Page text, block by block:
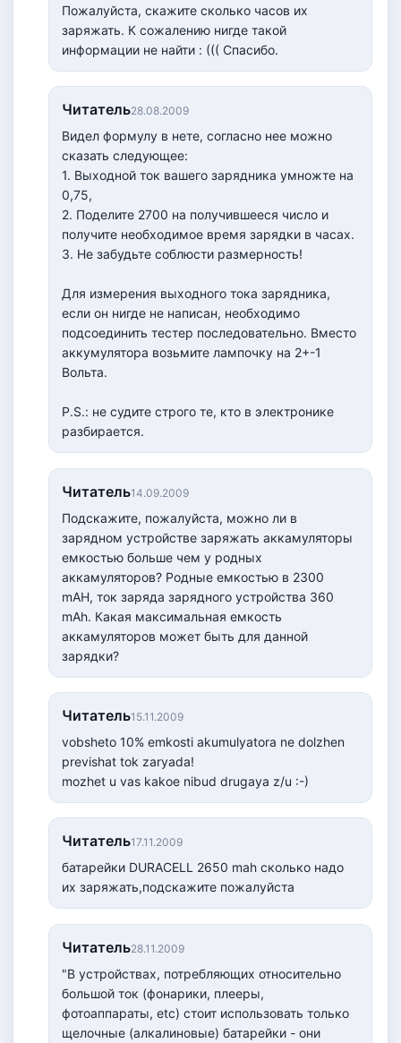
Пожалуйста, скажите сколько часов их
заряжать. К сожалению нигде такой
информации не найти : ((( Спасибо.
Читатель28.08.2009
Видел формулу в нете, согласно нее можно
сказать следующее:
1. Выходной ток вашего зарядника умножте на
0,75,
2. Поделите 2700 на получившееся число и
получите необходимое время зарядки в часах.
3. Не забудьте соблюсти размерность!
Для измерения выходного тока зарядника,
если он нигде не написан, необходимо
подсоединить тестер последовательно. Вместо
аккумулятора возьмите лампочку на 2+-1
Вольта.
P.S.: не судите строго те, кто в электронике
разбирается.
Читатель14.09.2009
Подскажите, пожалуйста, можно ли в
зарядном устройстве заряжать аккамуляторы
емкостью больше чем у родных
аккамуляторов? Родные емкостью в 2300
mAH, ток заряда зарядного устройства 360
mAh. Какая максимальная емкость
аккамуляторов может быть для данной
зарядки?
Читатель15.11.2009
vobsheto 10% emkosti akumulyatora ne dolzhen
previshat tok zaryada!
mozhet u vas kakoe nibud drugaya z/u :-)
Читатель17.11.2009
батарейки DURACELL 2650 mah сколько надо
их заряжать,подскажите пожалуйста
Читатель28.11.2009
"В устройствах, потребляющих относительно
большой ток (фонарики, плееры,
фотоаппараты, etc) стоит использовать только
щелочные (алкалиновые) батарейки - они